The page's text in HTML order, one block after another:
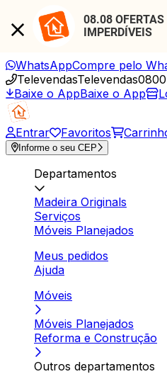
08.08 OFERTAS
IMPERDÍVEIS
WhatsAppCompre pelo
TelevendasTelevendas
Baixe o AppBaixe o App
Entrar Favoritos
Informe o seu CEP
Departamentos
Madeira Originals
Serviços
Móveis Planejados
Meus pedidos
Ajuda
Móveis
Móveis Planejados
Reforma e Construção
Outros departamentos